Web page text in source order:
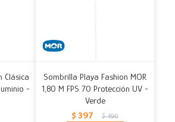
Clásica
-
Sombrilla Playa Fashion MOR
1,80 M FPS 70 Protección UV -
Verde
$ 397 $ 490